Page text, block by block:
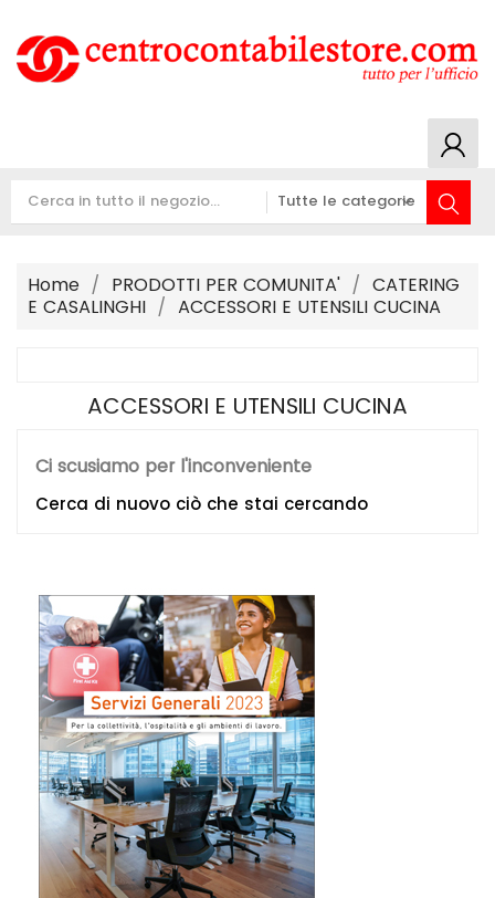
Home PRODOTTI PER COMUNITA'
CATERING
E CASALINGHI
ACCESSORI E UTENSILI CUCINA
ACCESSORI E UTENSILI CUCINA
Ci scusiamo per l'inconveniente
Cerca di nuovo ciò che stai cercando